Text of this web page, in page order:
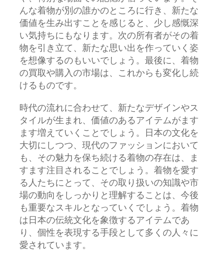
んな着物が別の誰かのところに行き、新たな
価値を生み出すことを感じると、少し感慨深
い気持ちにもなります。次の所有者がその着
物を引き立て、新たな思い出を作っていく姿
を想像するのもいいでしょう。最後に、着物
の買取や購入の市場は、これからも変化し続
けるものです。
時代の流れに合わせて、新たなデザインやス
タイルが生まれ、価値のあるアイテムがます
ます増えていくことでしょう。日本の文化を
大切にしつつ、現代のファッションにおいて
も、その魅力を保ち続ける着物の存在は、ま
すます注目されることでしょう。着物を愛す
る人たちにとって、その取り扱いの知識や市
場の動向をしっかりと理解することは、今後
も重要なスキルとなっていくでしょう。着物
は日本の伝統文化を象徴するアイテムであ
り、個性を表現する手段として多くの人々に
愛されています。